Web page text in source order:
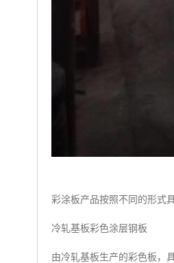
彩涂板产品按照不同的形式
冷轧基板彩色涂层钢板
由冷轧基板生产的彩色板，